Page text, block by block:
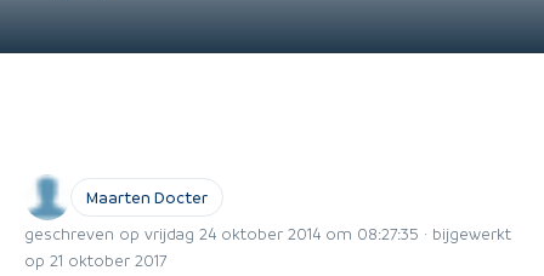
Maarten Docter
geschreven op vrijdag 24 oktober 2014 om 08:27:35 · bijgewerkt
op 21 oktober 2017